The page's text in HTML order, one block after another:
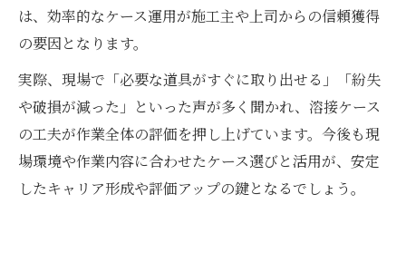
は、効率的なケース運用が施工主や上司からの信頼獲得
の要因となります。
実際、現場で「必要な道具がすぐに取り出せる」「紛失
や破損が減った」といった声が多く聞かれ、溶接ケース
の工夫が作業全体の評価を押し上げています。今後も現
場環境や作業内容に合わせたケース選びと活用が、安定
したキャリア形成や評価アップの鍵となるでしょう。